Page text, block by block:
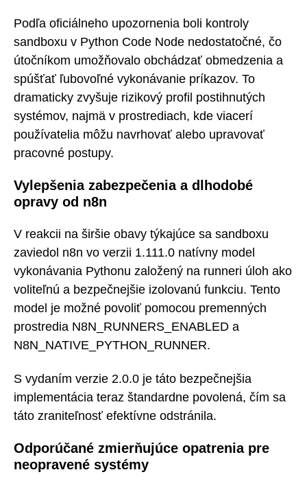
Podľa oficiálneho upozornenia boli kontroly
sandboxu v Python Code Node nedostatočné, čo
útočníkom umožňovalo obchádzať obmedzenia a
spúšťať ľubovoľné vykonávanie príkazov. To
dramaticky zvyšuje rizikový profil postihnutých
systémov, najmä v prostrediach, kde viacerí
používatelia môžu navrhovať alebo upravovať
pracovné postupy.
Vylepšenia zabezpečenia a dlhodobé
opravy od n8n
V reakcii na širšie obavy týkajúce sa sandboxu
zaviedol n8n vo verzii 1.111.0 natívny model
vykonávania Pythonu založený na runneri úloh ako
voliteľnú a bezpečnejšie izolovanú funkciu. Tento
model je možné povoliť pomocou premenných
prostredia N8N_RUNNERS_ENABLED a
N8N_NATIVE_PYTHON_RUNNER.
S vydaním verzie 2.0.0 je táto bezpečnejšia
implementácia teraz štandardne povolená, čím sa
táto zraniteľnosť efektívne odstránila.
Odporúčané zmierňujúce opatrenia pre
neopravené systémy